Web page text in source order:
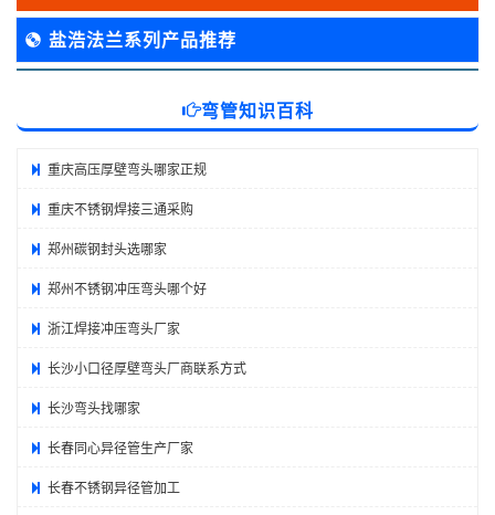
盐浩法兰系列产品推荐
弯管知识百科
重庆高压厚壁弯头哪家正规
重庆不锈钢焊接三通采购
郑州碳钢封头选哪家
郑州不锈钢冲压弯头哪个好
浙江焊接冲压弯头厂家
长沙小口径厚壁弯头厂商联系方式
长沙弯头找哪家
长春同心异径管生产厂家
长春不锈钢异径管加工